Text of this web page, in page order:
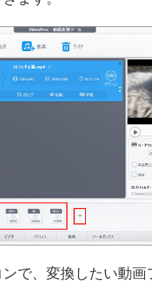
で、変換したい動画